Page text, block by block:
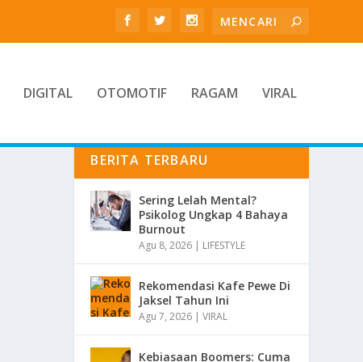
DIGITAL OTOMOTIF RAGAM VIRAL
BERITA TERBARU
Sering Lelah Mental?
Psikolog Ungkap 4 Bahaya
Burnout
Agu 8, 2026 | LIFESTYLE
Rekomendasi Kafe Pewe Di
Jaksel Tahun Ini
Agu 7, 2026 |VIRAL
Kebiasaan Boomers: Cuma